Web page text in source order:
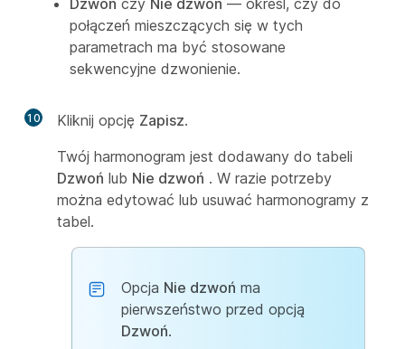
połączeń mieszczących się w tych
parametrach ma być stosowane
sekwencyjne dzwonienie.
10 Kliknij opcję Zapisz.
Twój harmonogram jest dodawany do tabeli
Dzwoń lub Nie dzwoń . W razie potrzeby
można edytować lub usuwać harmonogramy z
tabel.
Opcja Nie dzwoń ma
pierwszeństwo przed opcją
Dzwoń.